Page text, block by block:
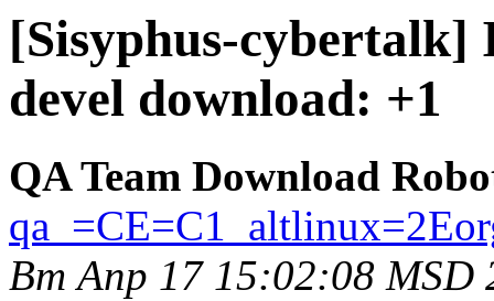
[Sisyphus-cybertalk]
devel download: +1
QA Team Download
Вт Апр 17 15:02:08 MSD